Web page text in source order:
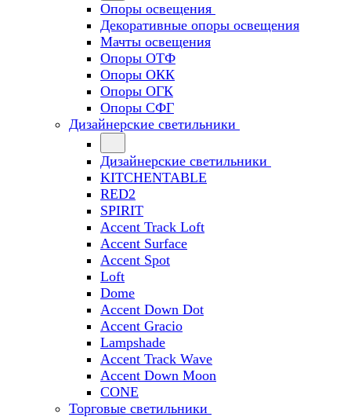
Опоры освещения
Декоративные опоры освещения
Мачты освещения
Опоры ОТФ
Опоры ОКК
Опоры ОГК
Опоры СФГ
Дизайнерские светильники
Дизайнерские светильники
KITCHENTABLE
RED2
SPIRIT
Accent Track Loft
Accent Surface
Accent Spot
Loft
Dome
Accent Down Dot
Accent Gracio
Lampshade
Accent Track Wave
Accent Down Moon
CONE
Торговые светильники